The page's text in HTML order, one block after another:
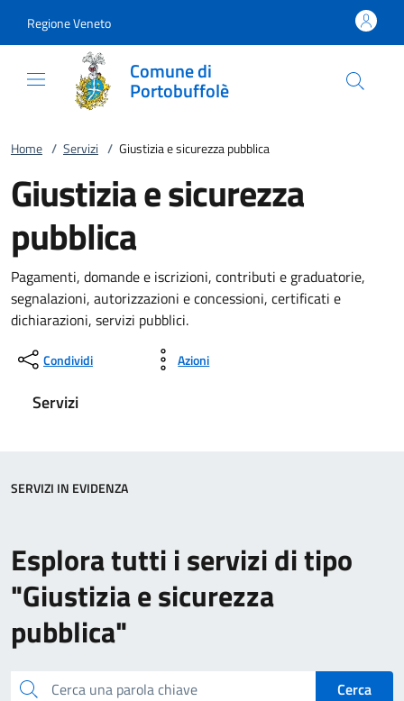
Regione Veneto
Comune di
Portobuffolè
Home / Servizi / Giustizia e sicurezza pubblica
Giustizia e sicurezza
pubblica
Pagamenti, domande e iscrizioni, contributi e graduatorie,
segnalazioni, autorizzazioni e concessioni, certificati e
dichiarazioni, servizi pubblici.
Condividi Azioni
Servizi
Esplora tutti i servizi di tipo
"Giustizia e sicurezza
pubblica"
Cerca una parola chiave
Cerca
SERVIZI IN EVIDENZA